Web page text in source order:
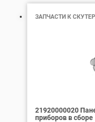
ЗАПЧАСТИ К
21920000020
приборов в сборе